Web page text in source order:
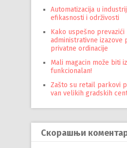
Automatizacija u
efikasnosti i održivosti
Kako uspešno prevazići
administrativne izazove
privatne ordinacije
Mali magacin može biti
funkcionalan!
Zašto su retail parkovi
van velikih gradskih
Скорашњи